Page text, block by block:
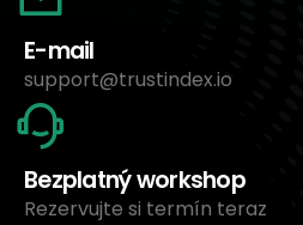
E-mail
support@trustindex.io
Bezplatný workshop
Rezervujte si termín teraz